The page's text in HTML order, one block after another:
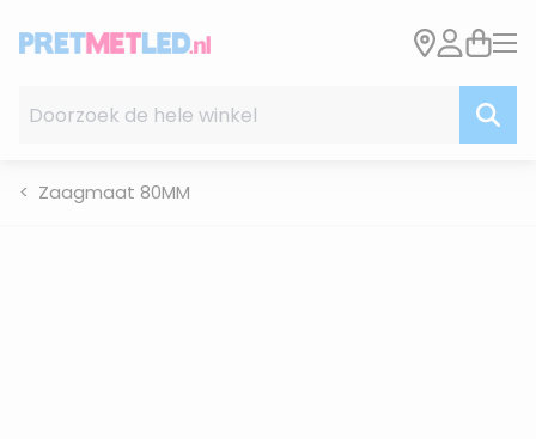
Zaagmaat 80MM